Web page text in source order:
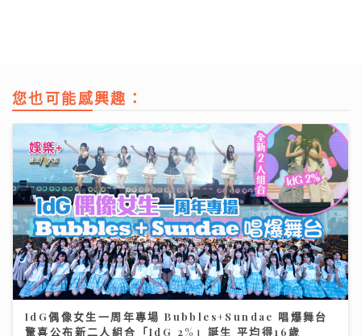
您也可能感興趣：
IdG偶像女生一周年專場 Bubbles+Sundae 唱爆舞台
驚喜公布新二人組合「IdG 2%」誕生 平均得16歲